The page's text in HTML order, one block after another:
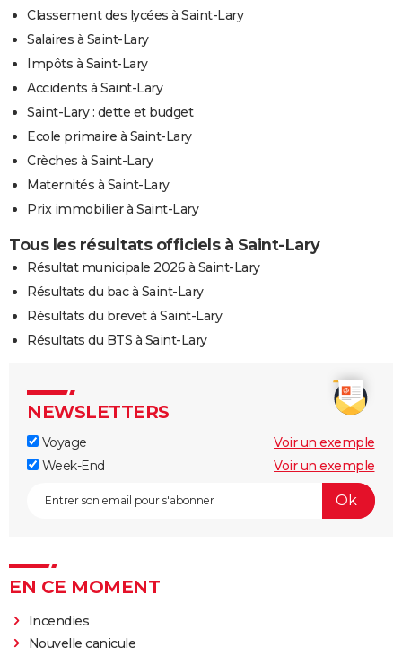
Classement des lycées à Saint-Lary
Salaires à Saint-Lary
Impôts à Saint-Lary
Accidents à Saint-Lary
Saint-Lary : dette et budget
Ecole primaire à Saint-Lary
Crèches à Saint-Lary
Maternités à Saint-Lary
Prix immobilier à Saint-Lary
Tous les résultats officiels à Saint-Lary
Résultat municipale 2026 à Saint-Lary
Résultats du bac à Saint-Lary
Résultats du brevet à Saint-Lary
Résultats du BTS à Saint-Lary
NEWSLETTERS
Voyage
Voir un exemple
Week-End
Voir un exemple
EN CE MOMENT
Incendies
Nouvelle canicule